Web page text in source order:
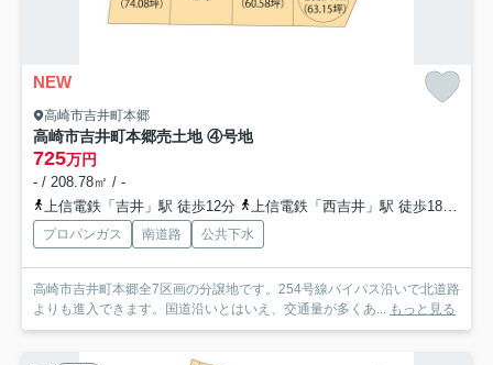
NEW
高崎市吉井町本郷
高崎市吉井町本郷売土地 ④号地
725万円
- / 208.78㎡ / -
上信電鉄「吉井」駅 徒歩12分
上信電鉄「西吉井」駅 徒歩18分
プロパンガス 南道路 公共下水
高崎市吉井町本郷全7区画の分譲地です。254号線バイパス沿いで北道路
よりも進入できます。国道沿いとはいえ、交通量が多くあ...
もっと見る